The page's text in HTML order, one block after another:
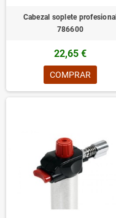
Cabezal soplete profesional
786600
22,65 €
COMPRAR